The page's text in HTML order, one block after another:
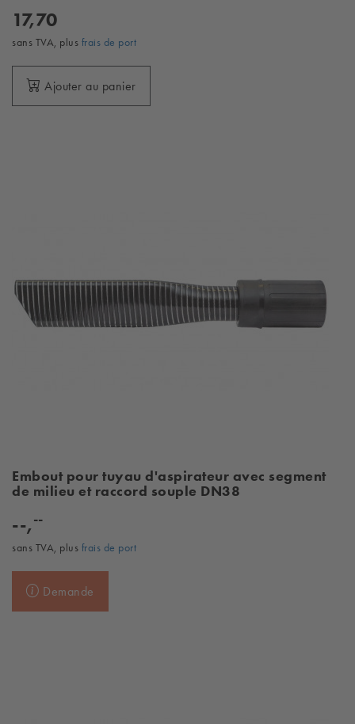
17,70
sans TVA, plus frais de port
Ajouter au panier
Embout pour tuyau d'aspirateur avec segment
de milieu et raccord souple DN38
--,--
sans TVA, plus frais de port
Demande